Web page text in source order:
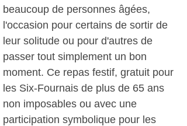
beaucoup de personnes âgées,
l'occasion pour certains de sortir de
leur solitude ou pour d'autres de
passer tout simplement un bon
moment. Ce repas festif, gratuit pour
les Six-Fournais de plus de 65 ans
non imposables ou avec une
participation symbolique pour les